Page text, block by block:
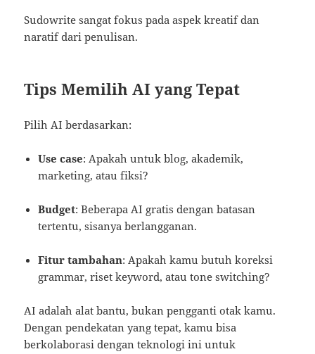
Sudowrite sangat fokus pada aspek kreatif dan
naratif dari penulisan.
Tips Memilih AI yang Tepat
Pilih AI berdasarkan:
Use case: Apakah untuk blog, akademik,
marketing, atau fiksi?
Budget: Beberapa AI gratis dengan batasan
tertentu, sisanya berlangganan.
Fitur tambahan: Apakah kamu butuh koreksi
grammar, riset keyword, atau tone switching?
AI adalah alat bantu, bukan pengganti otak kamu.
Dengan pendekatan yang tepat, kamu bisa
berkolaborasi dengan teknologi ini untuk